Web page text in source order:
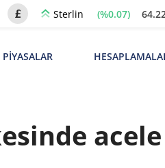
Sterlin (%0.07)
PİYASALAR